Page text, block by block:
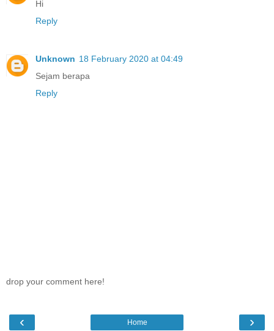
Hi
Reply
Unknown 18 February 2020 at 04:49
Sejam berapa
Reply
drop your comment here!
‹ ›
Home